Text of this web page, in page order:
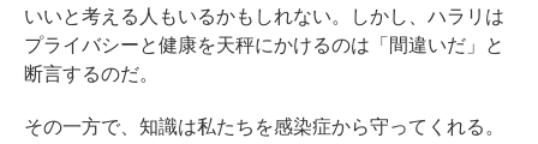
いいと考える人もいるかもしれない。しかし、ハラリは
プライバシーと健康を天秤にかけるのは「間違いだ」と
断言するのだ。
その一方で、知識は私たちを感染症から守ってくれる。